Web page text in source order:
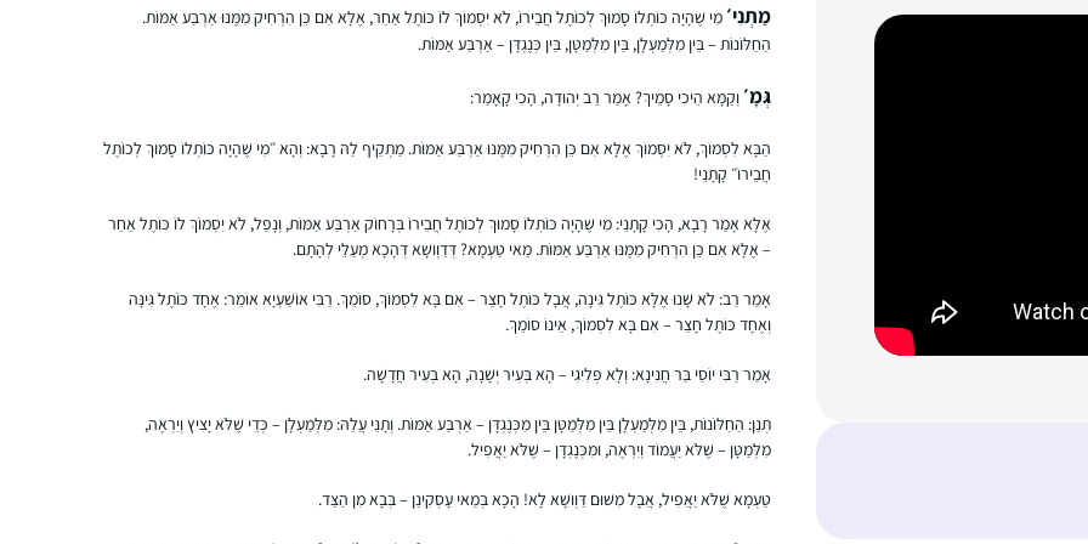
מַתְנִי׳ מִי שֶׁהָיָה כּוֹתְלוֹ סָמוּךְ לְכוֹתֶל חֲבֵירוֹ, לֹא יִסְמוֹךְ לוֹ כּוֹתֶל אַחֵר, אֶלָּא אִם כֵּן הִרְחִיק מִמֶּנּוּ אַרְבַּע אַמּוֹת.
הַחַלּוֹנוֹת – בֵּין מִלְּמַעְלָן, בֵּין מִלְּמַטָּן, בֵּין כְּנֶגְדָּן – אַרְבַּע אַמּוֹת.
גְּמָ׳ וְקַמָּא הֵיכִי סָמֵיךְ? אָמַר רַב יְהוּדָה, הָכִי קָאָמַר:
הַבָּא לִסְמוֹךְ, לֹא יִסְמוֹךְ אֶלָּא אִם כֵּן הִרְחִיק מִמֶּנּוּ אַרְבַּע אַמּוֹת. מַתְקֵיף לַהּ רָבָא: וְהָא ״מִי שֶׁהָיָה כּוֹתְלוֹ סָמוּךְ לְכוֹתֶל
חֲבֵירוֹ״ קָתָנֵי!
אֶלָּא אָמַר רָבָא, הָכִי קָתָנֵי: מִי שֶׁהָיָה כּוֹתְלוֹ סָמוּךְ לְכוֹתֶל חֲבֵירוֹ בְּרָחוֹק אַרְבַּע אַמּוֹת, וְנָפַל, לֹא יִסְמוֹךְ לוֹ כּוֹתֶל אַחֵר
– אֶלָּא אִם כֵּן הִרְחִיק מִמֶּנּוּ אַרְבַּע אַמּוֹת. מַאי טַעְמָא? דְּדַוְושָׁא דְּהָכָא מְעַלֵּי לְהָתָם.
אָמַר רַב: לֹא שָׁנוּ אֶלָּא כּוֹתֶל גִּינָה, אֲבָל כּוֹתֶל חָצֵר – אִם בָּא לִסְמוֹךְ, סוֹמֵךְ. רַבִּי אוֹשַׁעְיָא אוֹמֵר: אֶחָד כּוֹתֶל גִּינָּה
וְאֶחָד כּוֹתֶל חָצֵר – אִם בָּא לִסְמוֹךְ, אֵינוֹ סוֹמֵךְ.
אָמַר רַבִּי יוֹסֵי בַּר חֲנִינָא: וְלָא פְּלִיגִי – הָא בְּעִיר יְשָׁנָה, הָא בְּעִיר חֲדָשָׁה.
תְּנַן: הַחַלּוֹנוֹת, בֵּין מִלְּמַעְלָן בֵּין מִלְּמַטָּן בֵּין מִכְּנֶגְדָּן – אַרְבַּע אַמּוֹת. וְתָנֵי עֲלַהּ: מִלְּמַעְלָן – כְּדֵי שֶׁלֹּא יָצִיץ וְיִרְאֶה,
מִלְּמַטָּן – שֶׁלֹּא יַעֲמוֹד וְיִרְאֶה, וּמִכְּנֶגְדָּן – שֶׁלֹּא יַאֲפִיל.
טַעְמָא שֶׁלֹּא יַאֲפִיל, אֲבָל מִשּׁוּם דַּוְושָׁא לָא! הָכָא בְּמַאי עָסְקִינַן – בְּבָא מִן הַצַּד.
שאני לא מבינה מספיק מהי ההלכה אותה אני
מקיימת בכל יום. כמו כן, כאמא לבנות רציתי
שתי הסיבות האלו הובילו אותי להתחיל ללמוד.
לומדת גמרא..
ואפילו במחלקת יולדות אחרי לידת ביתי
אחרים שלמדתי את הסנכרון שמתחולל בין